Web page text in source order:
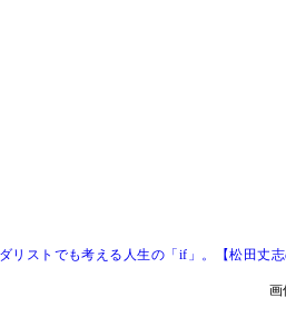
リストでも考える人生の「if」。【松田
画